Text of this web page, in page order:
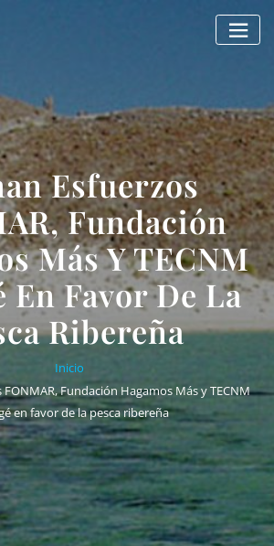
Esfuerzos
Fundación
Más Y TECNM
En Favor De La
Ribereña
Inicio
Fundación Hagamos Más y TECNM
en favor de la pesca ribereña